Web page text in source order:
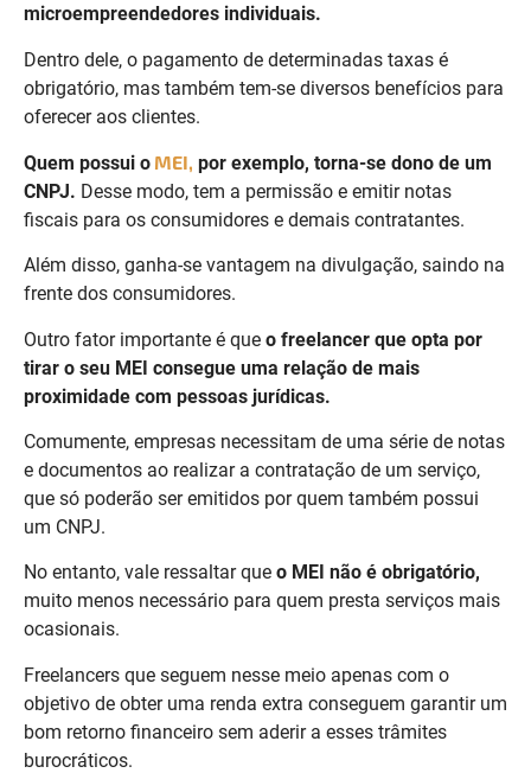
microempreendedores individuais.
Dentro dele, o pagamento de determinadas taxas é
obrigatório, mas também tem-se diversos benefícios para
oferecer aos clientes.
Quem possui o MEI, por exemplo, torna-se dono de um
CNPJ. Desse modo, tem a permissão e emitir notas
fiscais para os consumidores e demais contratantes.
Além disso, ganha-se vantagem na divulgação, saindo na
frente dos consumidores.
Outro fator importante é que o freelancer que opta por
tirar o seu MEI consegue uma relação de mais
proximidade com pessoas jurídicas.
Comumente, empresas necessitam de uma série de notas
e documentos ao realizar a contratação de um serviço,
que só poderão ser emitidos por quem também possui
um CNPJ.
No entanto, vale ressaltar que o MEI não é obrigatório,
muito menos necessário para quem presta serviços mais
ocasionais.
Freelancers que seguem nesse meio apenas com o
objetivo de obter uma renda extra conseguem garantir um
bom retorno financeiro sem aderir a esses trâmites
burocráticos.